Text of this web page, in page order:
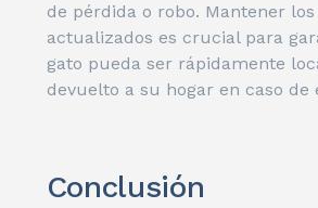
de pérdida o robo. Mantener los
actualizados es crucial para
gato pueda ser rápidamente
devuelto a su hogar en caso de
Conclusión